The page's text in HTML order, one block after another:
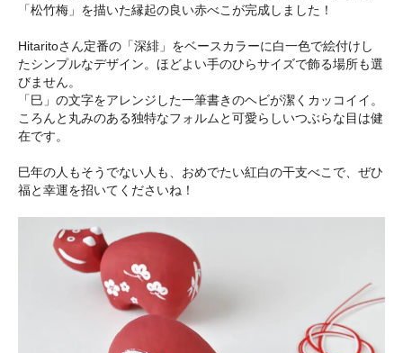
「松竹梅」を描いた縁起の良い赤べこが完成しました！
Hitaritoさん定番の「深緋」をベースカラーに白一色で絵付けし
たシンプルなデザイン。ほどよい手のひらサイズで飾る場所も選
びません。
「巳」の文字をアレンジした一筆書きのヘビが潔くカッコイイ。
ころんと丸みのある独特なフォルムと可愛らしいつぶらな目は健
在です。
巳年の人もそうでない人も、おめでたい紅白の干支べこで、ぜひ
福と幸運を招いてくださいね！